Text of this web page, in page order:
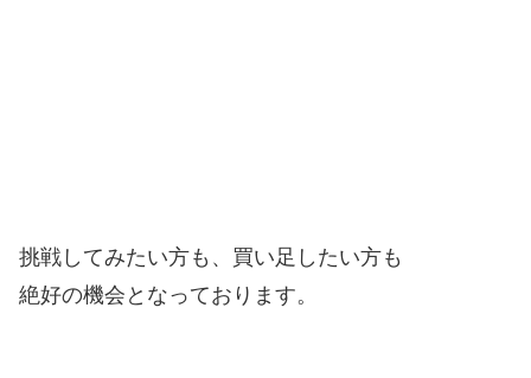
挑戦してみたい方も、買い足したい方も
絶好の機会となっております。